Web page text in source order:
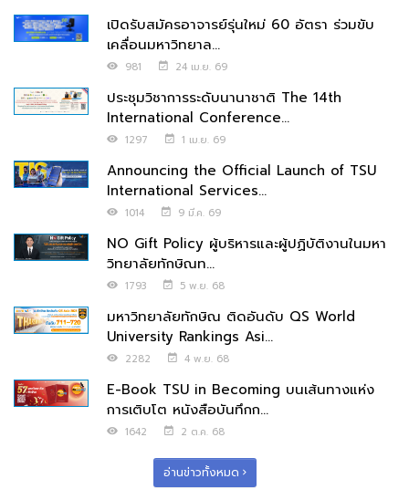
เปิดรับสมัครอาจารย์รุ่นใหม่ 60 อัตรา ร่วมขับ
เคลื่อนมหาวิทยาล...
981 24 เม.ย. 69
ประชุมวิชาการระดับนานาชาติ The 14th
International Conference...
1297 1 เม.ย. 69
Announcing the Official Launch of TSU
International Services...
1014 9 มี.ค. 69
NO Gift Policy ผู้บริหารและผู้ปฏิบัติงานในมหา
วิทยาลัยทักษิณท...
1793 5 พ.ย. 68
มหาวิทยาลัยทักษิณ ติดอันดับ QS World
University Rankings Asi...
2282 4 พ.ย. 68
E-Book TSU in Becoming บนเส้นทางแห่ง
การเติบโต หนังสือบันทึกก...
1642 2 ต.ค. 68
อ่านข่าวทั้งหมด